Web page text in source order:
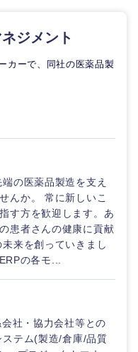
兵庫県
和歌山県
ジメント
カーで、同社の医薬品製
の医薬品製造を支え
んか。 常に新しいこ
す方を歓迎します。あ
患者さんの健康に貢献
来を創っていきまし
の各モ...
社・協力会社等との
テム(製造/倉庫/品質